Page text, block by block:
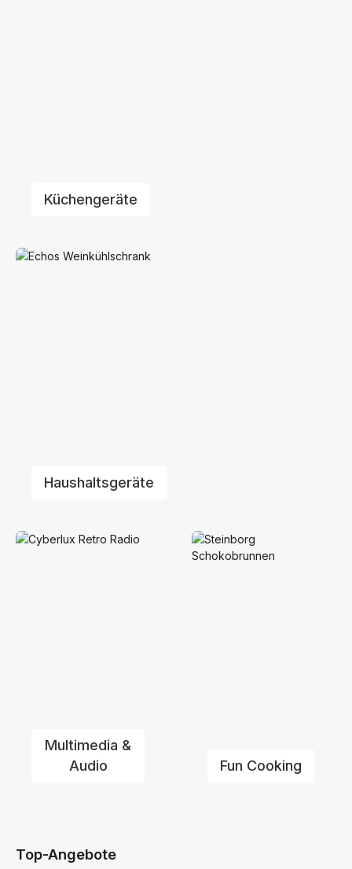
Küchengeräte
Haushaltsgeräte
Haushaltsgeräte
Multimedia & Audio
Multimedia &
Audio
Fun Cooking
Fun Cooking
Top-Angebote